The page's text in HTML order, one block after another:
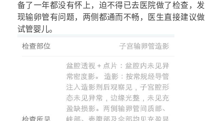
备了一年都没有怀上，迫不得已去医院做了检查，发
现输卵管有问题，两侧都通而不畅，医生直接建议做
试管婴儿。